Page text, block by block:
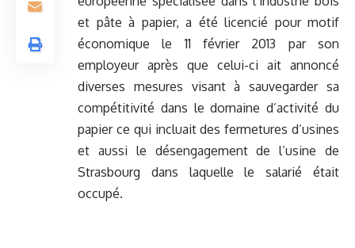
et pâte à papier, a été licencié pour motif
économique le 11 février 2013 par son
employeur après que celui-ci ait annoncé
diverses mesures visant à sauvegarder sa
compétitivité dans le domaine d’activité du
papier ce qui incluait des fermetures d’usines
et aussi le désengagement de l’usine de
Strasbourg dans laquelle le salarié était
occupé.